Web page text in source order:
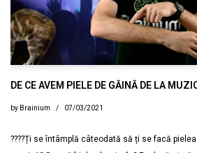
DE CE AVEM PIELE DE GĂINĂ DE LA
by Brainium 07/03/2021
????Ți se întâmplă câteodată să ți se facă